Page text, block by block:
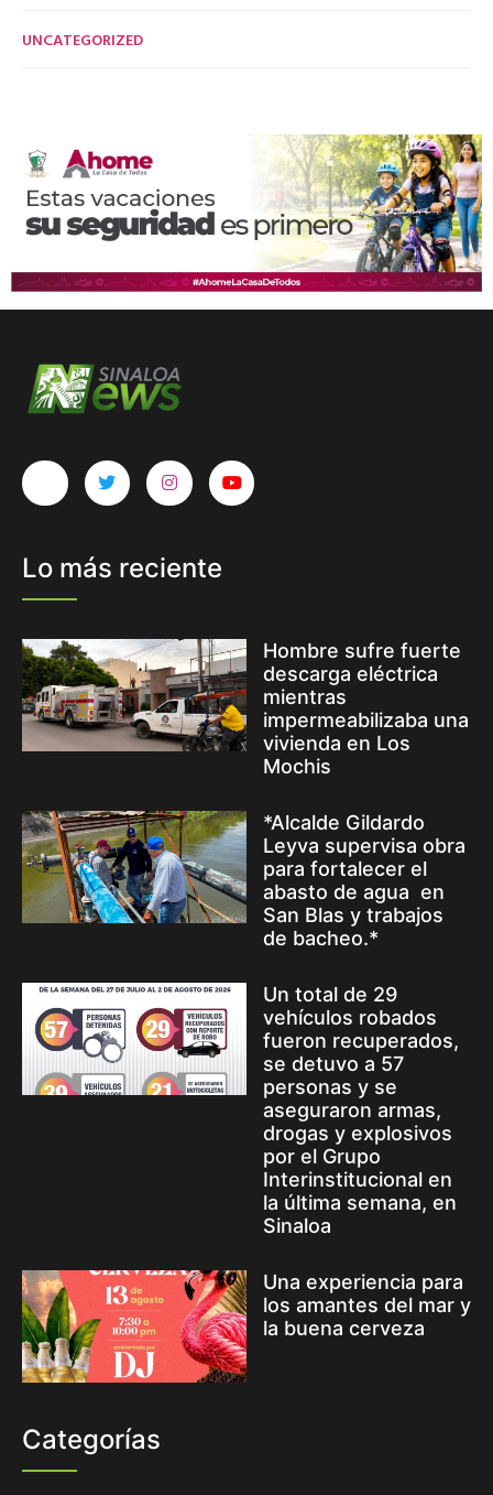
UNCATEGORIZED
Lo más reciente
Hombre sufre fuerte
descarga eléctrica
mientras
impermeabilizaba una
vivienda en Los
Mochis
*Alcalde Gildardo
Leyva supervisa obra
para fortalecer el
abasto de agua en
San Blas y trabajos
de bacheo.*
Un total de 29
vehículos robados
fueron recuperados,
se detuvo a 57
personas y se
aseguraron armas,
drogas y explosivos
por el Grupo
Interinstitucional en
la última semana, en
Sinaloa
Una experiencia para
los amantes del mar y
la buena cerveza
Categorías